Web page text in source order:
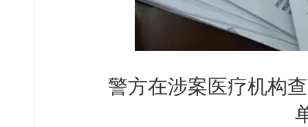
警方在涉案医疗机构